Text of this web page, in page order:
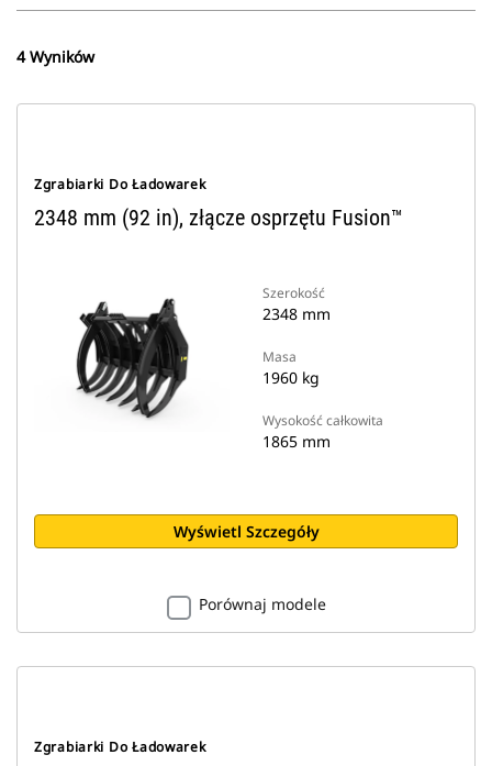
4 Wyników
Zgrabiarki Do Ładowarek
2348 mm (92 in), złącze osprzętu Fusion™
Szerokość
2348 mm
Masa
1960 kg
Wysokość całkowita
1865 mm
Wyświetl Szczegóły
Porównaj modele
Zgrabiarki Do Ładowarek